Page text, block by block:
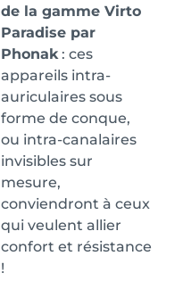
de la gamme Virto
Paradise par
Phonak: ces
appareils intra-
auriculaires sous
forme de conque,
ou intra-canalaires
invisibles sur
mesure,
conviendront à ceux
qui veulent allier
confort et résistance
!